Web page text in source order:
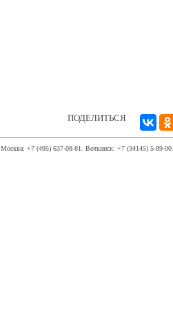
ПОДЕЛИТЬСЯ
Москва: +7 (495) 637-08-81. Воткинск: +7 (34145) 5-89-00.